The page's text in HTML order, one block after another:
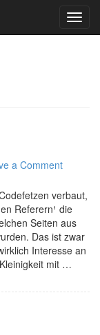
a Comment
verbaut,
Referern¹ die
Seiten aus
Das ist zwar
Interesse an
mit …